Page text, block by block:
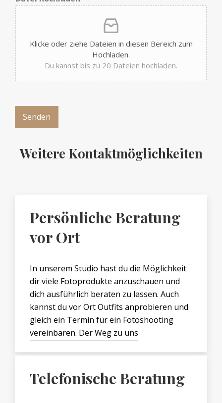
i
e
Klicke oder ziehe Dateien in diesen Bereich zum
Hochladen.
Du kannst bis zu 20 Dateien hochladen.
Senden
Weitere Kontaktmöglichkeiten
Persönliche Beratung
vor Ort
In unserem Studio hast du die Möglichkeit
dir viele Fotoprodukte anzuschauen und
dich ausführlich beraten zu lassen. Auch
kannst du vor Ort Outfits anprobieren und
gleich ein Termin für ein Fotoshooting
vereinbaren. Der Weg zu uns
Telefonische Beratung